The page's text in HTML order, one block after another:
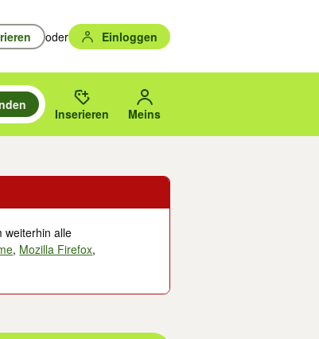
oder Einloggen
und mit Eingabetaste auswählen.
oder Vorschläge mit den Pfeiltasten nach oben/
Orts oder PLZ.
Inserieren Meins
weiterhin alle
, Mozilla Firefox,